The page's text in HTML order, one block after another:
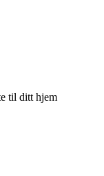
til ditt hjem